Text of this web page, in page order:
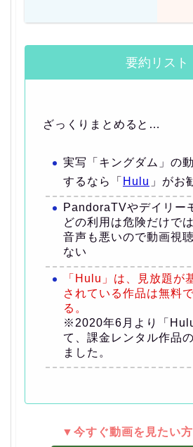
要約リスト
ざっくりまとめると…
実写「キングダム」の
するなら「 Hulu 」がお
PandoraTVやデイリー
どの利用は危険だけで
音声も悪いので動画視
ない
「Hulu」は、見放題が
されている作品は無料
る。
※2020年6月より「
て、課金レンタル作品
ました。
▼今すぐ動画を見たい